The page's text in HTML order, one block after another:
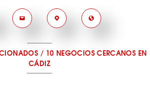
/ 10 NEGOCIOS CERCANOS EN
CÁDIZ